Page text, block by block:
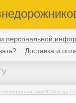
персональной
Доставка и
арок 3" (выступ